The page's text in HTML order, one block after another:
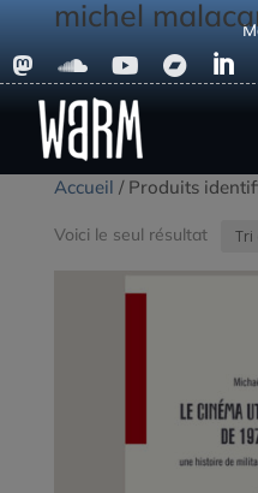
    
Accueil / Produits
michel
Voici le seul résultat